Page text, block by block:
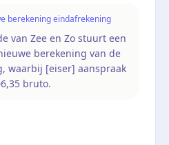
berekening eindafrekening
van Zee en Zo stuurt een
berekening van de
waarbij [eiser] aanspraak
bruto.